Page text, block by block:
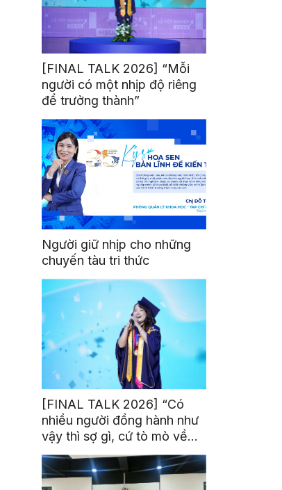
[FINAL TALK 2026] “Mỗi
người có một nhịp độ riêng
để trưởng thành”
Người giữ nhịp cho những
chuyến tàu tri thức
[FINAL TALK 2026] “Có
nhiều người đồng hành như
vậy thì sợ gì, cứ tò mò về
thế giới thôi”